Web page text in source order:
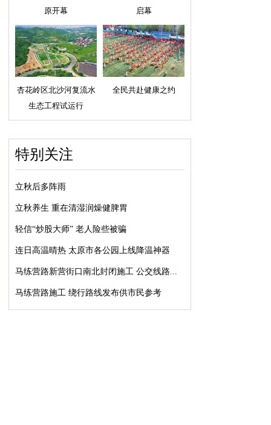
原开幕
启幕
杏花岭区北沙河复流水
生态工程试运行
全民共赴健康之约
特别关注
立秋后多阵雨
立秋养生 重在清湿润燥健脾胃
轻信“炒股大师” 老人险些被骗
连日高温晴热 太原市各公园上线降温神器
马练营路新营街口南北封闭施工 公交线路...
马练营路施工 绕行路线发布供市民参考